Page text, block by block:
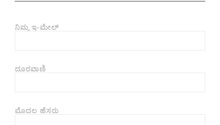
ನಿಮ್ಮ ಇ-ಮೇಲ್
ದೂರವಾಣಿ
ಮೊದಲ ಹೆಸರು